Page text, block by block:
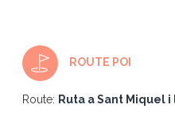
ROUTE POI
Route: Ruta a Sant Miquel